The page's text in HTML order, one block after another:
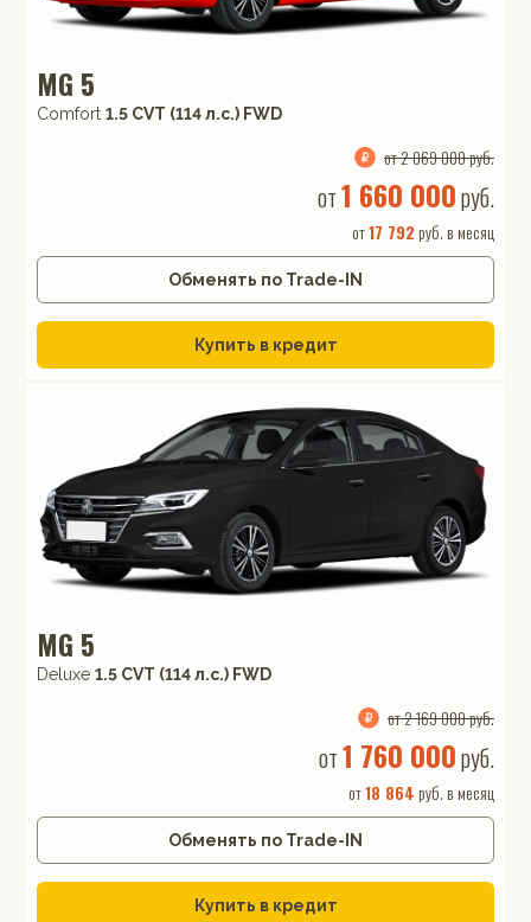
MG 5
Comfort 1.5 CVT (114 л.с.) FWD
от 2 069 000 руб.
от1 660 000руб.
от17 792 руб. в месяц
Обменять по Trade-IN
Купить в кредит
MG 5
Deluxe 1.5 CVT (114 л.с.) FWD
от 2 169 000 руб.
от1 760 000руб.
от18 864 руб. в месяц
Обменять по Trade-IN
Купить в кредит